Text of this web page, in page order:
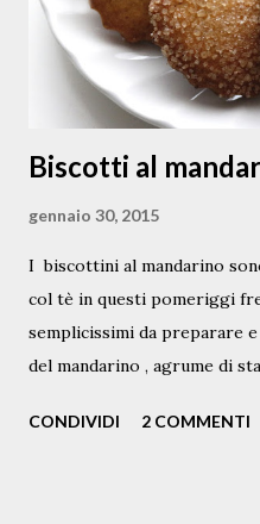
Biscotti al
gennaio 30, 2015
I biscottini al mandarino
col tè in questi pomeriggi
semplicissimi da preparare
del mandarino , agrume di
mandorle 80 g di zucchero
CONDIVIDI 2 COMMENTI